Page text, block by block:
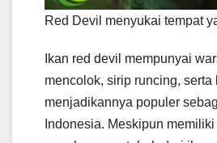
Red Devil menyukai tempat
Ikan red devil mempunyai
mencolok, sirip runcing, serta
menjadikannya populer
Indonesia. Meskipun